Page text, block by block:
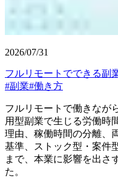
2026/07/31
フルリモートでできる副
#副業#働き方
フルリモートで働きなが
用型副業で生じる労働時
理由、稼働時間の分離、
基準、ストック型・案件
まで、本業に影響を出さ
た。